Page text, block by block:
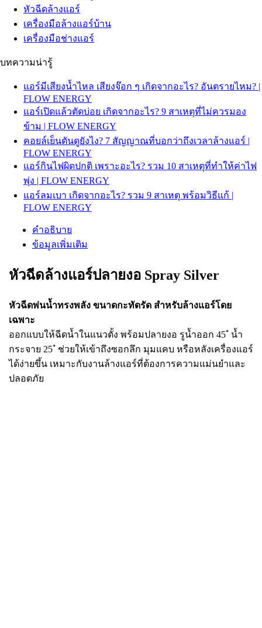
หัวฉีดล้างแอร์
เครื่องมือล้างแอร์บ้าน
เครื่องมือช่างแอร์
บทความน่ารู้
แอร์มีเสียงน้ำไหล เสียงจ๊อก ๆ เกิดจากอะไร? อันตรายไหม? |
FLOW ENERGY
แอร์เปิดแล้วตัดบ่อย เกิดจากอะไร? 9 สาเหตุที่ไม่ควรมอง
ข้าม | FLOW ENERGY
คอยล์เย็นตันดูยังไง? 7 สัญญาณที่บอกว่าถึงเวลาล้างแอร์ |
FLOW ENERGY
แอร์กินไฟผิดปกติ เพราะอะไร? รวม 10 สาเหตุที่ทำให้ค่าไฟ
พุ่ง | FLOW ENERGY
แอร์ลมเบา เกิดจากอะไร? รวม 9 สาเหตุ พร้อมวิธีแก้ |
FLOW ENERGY
คำอธิบาย
ข้อมูลเพิ่มเติม
หัวฉีดล้างแอร์ปลายงอ Spray Silver
หัวฉีดพ่นน้ำทรงพลัง ขนาดกะทัดรัด สำหรับล้างแอร์โดย
เฉพาะ
ออกแบบให้ฉีดน้ำในแนวตั้ง พร้อมปลายงอ รูน้ำออก 45 ํ น้ำ
กระจาย 25 ํ ช่วยให้เข้าถึงซอกลึก มุมแคบ หรือหลังเครื่องแอร์
ได้ง่ายขึ้น เหมาะกับงานล้างแอร์ที่ต้องการความแม่นยำและ
ปลอดภัย